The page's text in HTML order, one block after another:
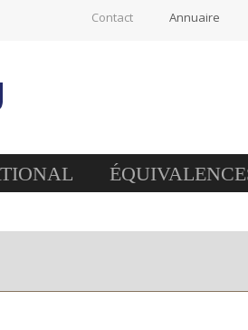
Contact Annuaire